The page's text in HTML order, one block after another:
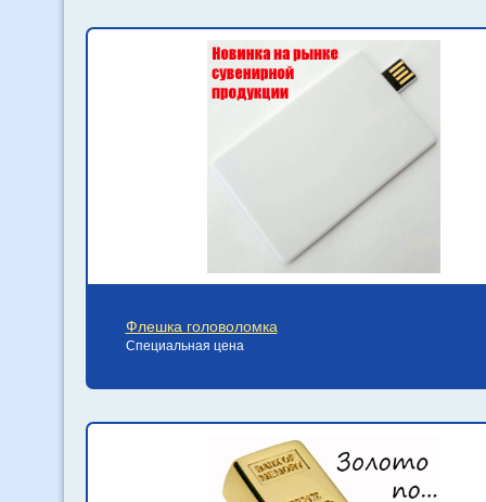
Флешка головоломка
Специальная цена